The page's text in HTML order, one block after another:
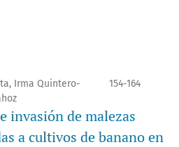
Irma Quintero-
154-164
invasión de malezas
a cultivos de banano en